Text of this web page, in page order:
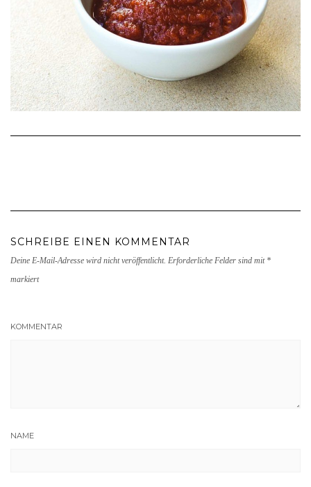
SCHREIBE EINEN KOMMENTAR
Deine E-Mail-Adresse wird nicht veröffentlicht. Erforderliche Felder sind mit *
markiert
KOMMENTAR
NAME